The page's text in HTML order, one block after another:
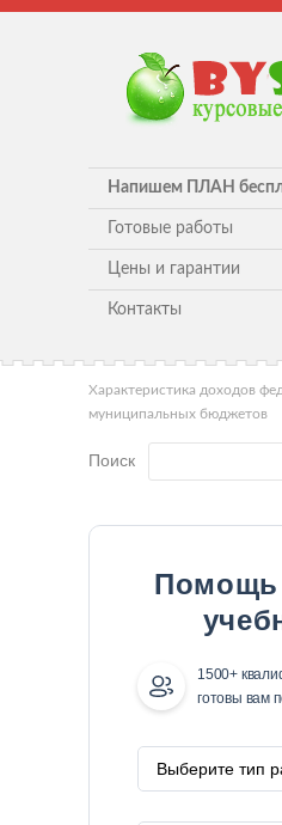
Напишем ПЛАН
Готовые работы
Цены и гарантии
Контакты
Характеристика доходов
муниципальных бюджетов
Поиск
Помощь
1500+
готовы вам